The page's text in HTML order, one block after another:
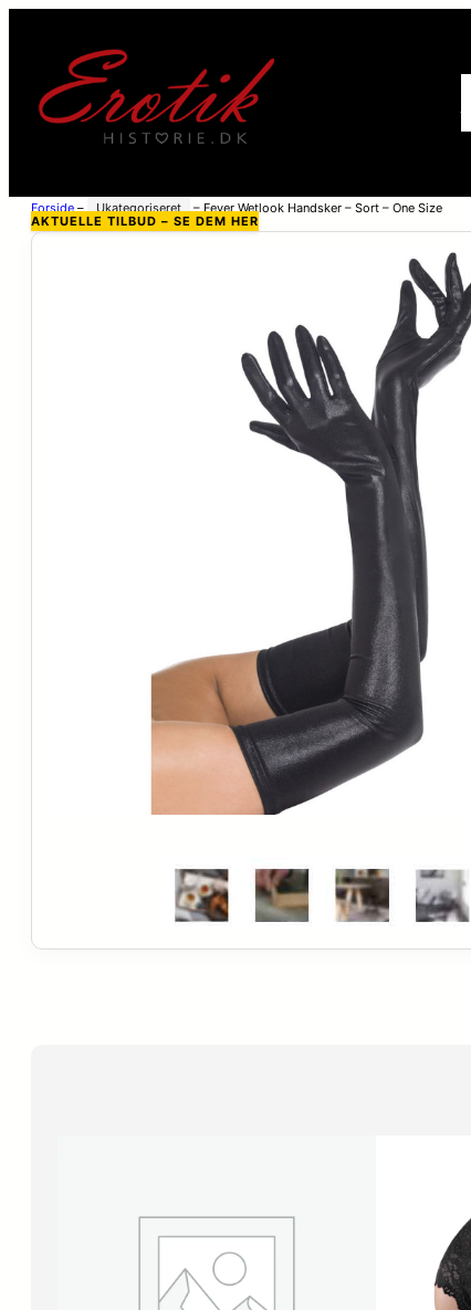
Forside– Ukategoriseret –Fever Wetlook Handsker – Sort – One Size
AKTUELLE TILBUD – SE DEM HER